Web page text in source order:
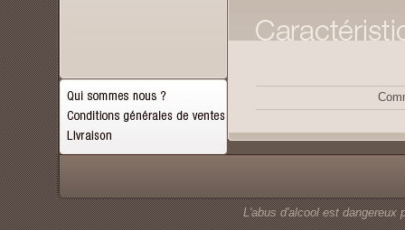
L'abus d'alcool est dangereux